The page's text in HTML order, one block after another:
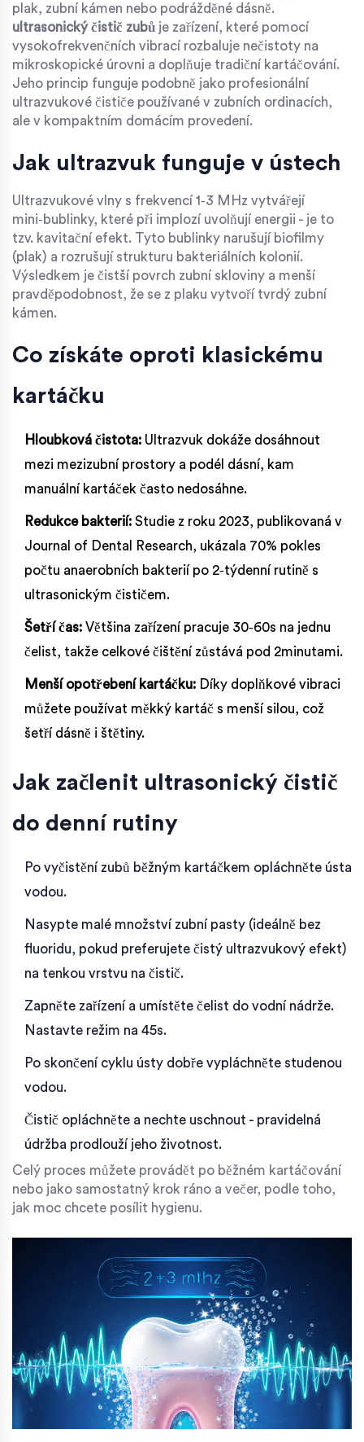
plak, zubní kámen nebo podrážděné dásně.
ultrasonický čistič zubů je zařízení, které pomocí
vysokofrekvenčních vibrací rozbaluje nečistoty na
mikroskopické úrovni a doplňuje tradiční kartáčování.
Jeho princip funguje podobně jako profesionální
ultrazvukové čističe používané v zubních ordinacích,
ale v kompaktním domácím provedení.
Jak ultrazvuk funguje v ústech
Ultrazvukové vlny s frekvencí 1‑3 MHz vytvářejí
mini‑bublinky, které při implozí uvolňují energii - je to
tzv. kavitační efekt. Tyto bublinky narušují biofilmy
(plak) a rozrušují strukturu bakteriálních kolonií.
Výsledkem je čistší povrch zubní skloviny a menší
pravděpodobnost, že se z plaku vytvoří tvrdý zubní
kámen.
Co získáte oproti klasickému
kartáčku
Hloubková čistota: Ultrazvuk dokáže dosáhnout
mezi mezizubní prostory a podél dásní, kam
manuální kartáček často nedosáhne.
Redukce bakterií: Studie z roku 2023, publikovaná v
Journal of Dental Research, ukázala 70% pokles
počtu anaerobních bakterií po 2‑týdenní rutině s
ultrasonickým čističem.
Šetří čas: Většina zařízení pracuje 30‑60s na jednu
čelist, takže celkové čištění zůstává pod 2minutami.
Menší opotřebení kartáčku: Díky doplňkové vibraci
můžete používat měkký kartáč s menší silou, což
šetří dásně i štětiny.
Jak začlenit ultrasonický čistič
do denní rutiny
Po vyčistění zubů běžným kartáčkem opláchněte ústa
vodou.
Nasypte malé množství zubní pasty (ideálně bez
fluoridu, pokud preferujete čistý ultrazvukový efekt)
na tenkou vrstvu na čistič.
Zapněte zařízení a umístěte čelist do vodní nádrže.
Nastavte režim na 45s.
Po skončení cyklu ústy dobře vypláchněte studenou
vodou.
Čistič opláchněte a nechte uschnout - pravidelná
údržba prodlouží jeho životnost.
Celý proces můžete provádět po běžném kartáčování
nebo jako samostatný krok ráno a večer, podle toho,
jak moc chcete posílit hygienu.